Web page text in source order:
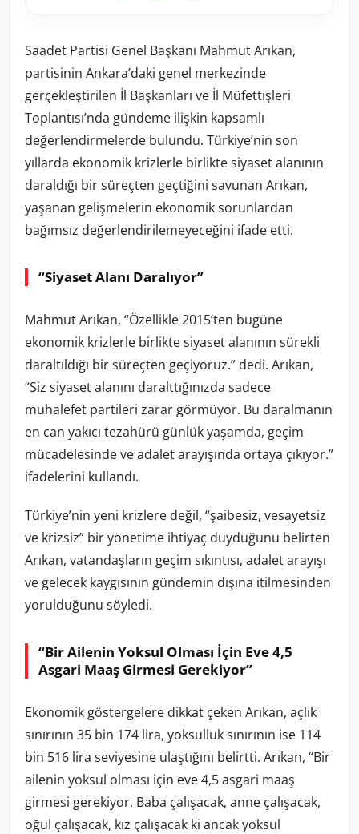
Saadet Partisi Genel Başkanı Mahmut Arıkan,
partisinin Ankara’daki genel merkezinde
gerçekleştirilen İl Başkanları ve İl Müfettişleri
Toplantısı’nda gündeme ilişkin kapsamlı
değerlendirmelerde bulundu. Türkiye’nin son
yıllarda ekonomik krizlerle birlikte siyaset alanının
daraldığı bir süreçten geçtiğini savunan Arıkan,
yaşanan gelişmelerin ekonomik sorunlardan
bağımsız değerlendirilemeyeceğini ifade etti.
“Siyaset Alanı Daralıyor”
Mahmut Arıkan, “Özellikle 2015’ten bugüne
ekonomik krizlerle birlikte siyaset alanının sürekli
daraltıldığı bir süreçten geçiyoruz.” dedi. Arıkan,
“Siz siyaset alanını daralttığınızda sadece
muhalefet partileri zarar görmüyor. Bu daralmanın
en can yakıcı tezahürü günlük yaşamda, geçim
mücadelesinde ve adalet arayışında ortaya çıkıyor.”
ifadelerini kullandı.
Türkiye’nin yeni krizlere değil, “şaibesiz, vesayetsiz
ve krizsiz” bir yönetime ihtiyaç duyduğunu belirten
Arıkan, vatandaşların geçim sıkıntısı, adalet arayışı
ve gelecek kaygısının gündemin dışına itilmesinden
yorulduğunu söyledi.
“Bir Ailenin Yoksul Olması İçin Eve 4,5
Asgari Maaş Girmesi Gerekiyor”
Ekonomik göstergelere dikkat çeken Arıkan, açlık
sınırının 35 bin 174 lira, yoksulluk sınırının ise 114
bin 516 lira seviyesine ulaştığını belirtti. Arıkan, “Bir
ailenin yoksul olması için eve 4,5 asgari maaş
girmesi gerekiyor. Baba çalışacak, anne çalışacak,
oğul çalışacak, kız çalışacak ki ancak yoksul